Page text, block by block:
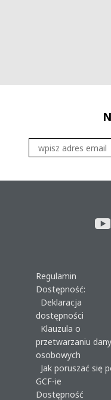
Regulamin
Dostępność:
Deklaracja
dostępności
Klauzula o
przetwarzaniu
osobowych
Jak poruszać się
GCF-ie
Dostępność